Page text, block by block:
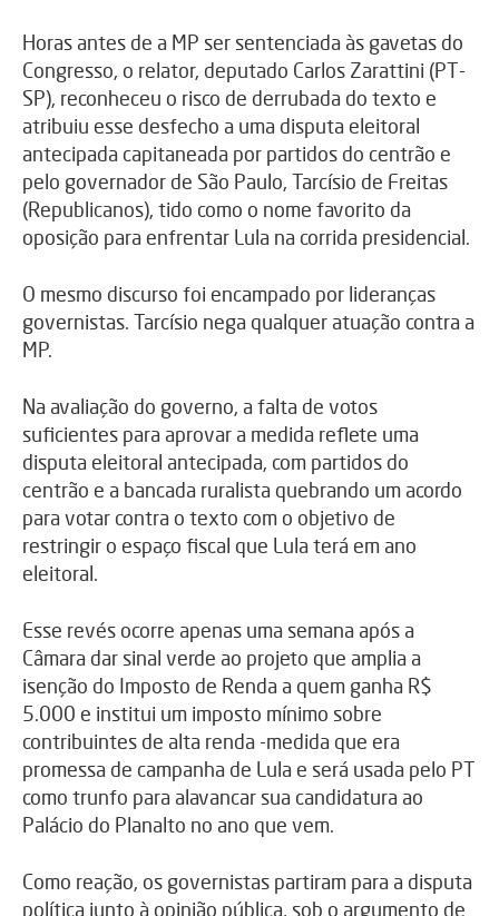
Horas antes de a MP ser sentenciada às gavetas do
Congresso, o relator, deputado Carlos Zarattini (PT-
SP), reconheceu o risco de derrubada do texto e
atribuiu esse desfecho a uma disputa eleitoral
antecipada capitaneada por partidos do centrão e
pelo governador de São Paulo, Tarcísio de Freitas
(Republicanos), tido como o nome favorito da
oposição para enfrentar Lula na corrida presidencial.
O mesmo discurso foi encampado por lideranças
governistas. Tarcísio nega qualquer atuação contra a
MP.
Na avaliação do governo, a falta de votos
suficientes para aprovar a medida reflete uma
disputa eleitoral antecipada, com partidos do
centrão e a bancada ruralista quebrando um acordo
para votar contra o texto com o objetivo de
restringir o espaço fiscal que Lula terá em ano
eleitoral.
Esse revés ocorre apenas uma semana após a
Câmara dar sinal verde ao projeto que amplia a
isenção do Imposto de Renda a quem ganha R$
5.000 e institui um imposto mínimo sobre
contribuintes de alta renda -medida que era
promessa de campanha de Lula e será usada pelo PT
como trunfo para alavancar sua candidatura ao
Palácio do Planalto no ano que vem.
Como reação, os governistas partiram para a disputa
política junto à opinião pública, sob o argumento de